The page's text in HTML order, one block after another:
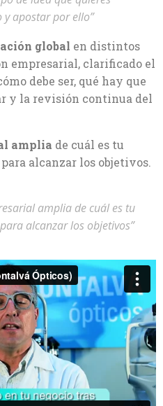
y apostar por ello”
global en distintos
empresarial, clarificado el
debe ser, qué hay que
y la revisión continua del
amplia de cuál es tu
alcanzar los objetivos.
amplia de cuál es tu
alcanzar los objetivos”